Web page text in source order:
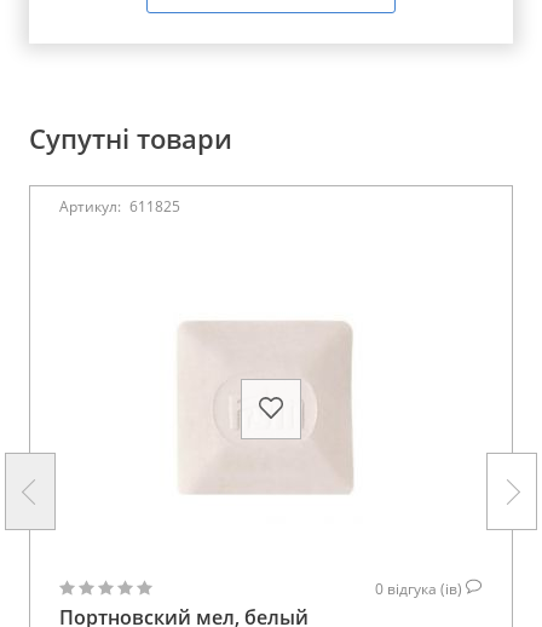
Супутні товари
Артикул: 611825
0 відгука (ів)
Портновский мел, белый